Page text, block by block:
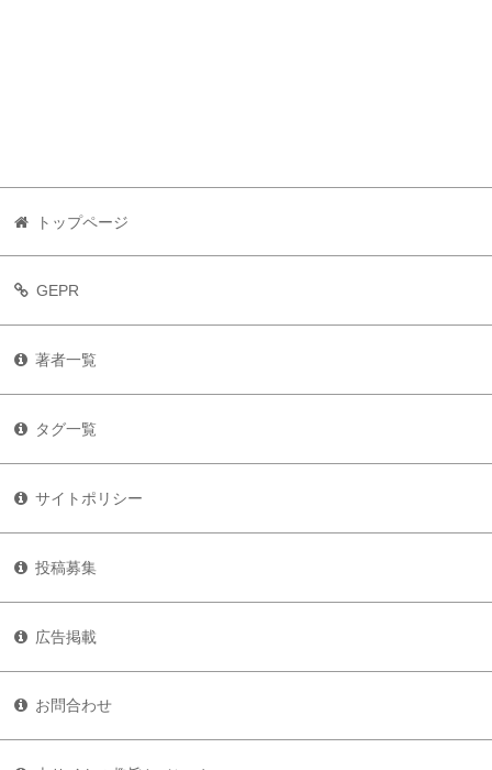
トップページ
GEPR
著者一覧
タグ一覧
サイトポリシー
投稿募集
広告掲載
お問合わせ